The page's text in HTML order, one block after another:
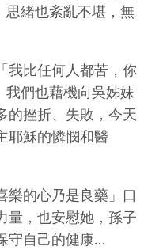
緒也紊亂不堪，無
我比任何人都苦，你
們也藉機向吳姊妹
的挫折、失敗，今天
耶穌的憐憫和醫
樂的心乃是良藥」口
量，也安慰她，孫子
守自己的健康…